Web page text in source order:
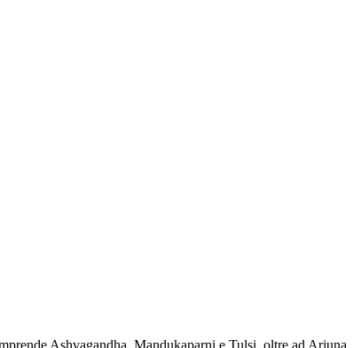
Ashvagandha, Mandukaparni e Tulsi, oltre ad Arjuna,